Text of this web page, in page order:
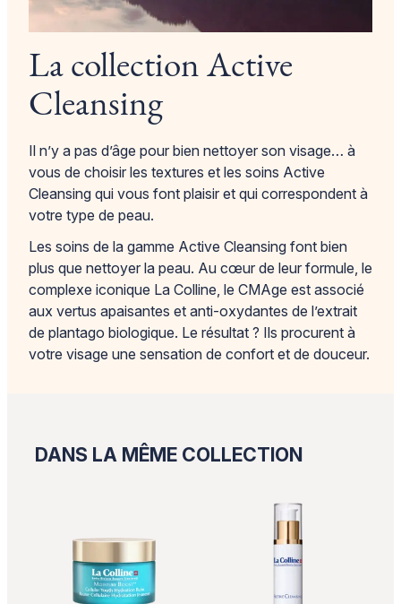
La collection Active
Cleansing
Il n’y a pas d’âge pour bien nettoyer son visage… à
vous de choisir les textures et les soins Active
Cleansing qui vous font plaisir et qui correspondent à
votre type de peau.
Les soins de la gamme Active Cleansing font bien
plus que nettoyer la peau. Au cœur de leur formule, le
complexe iconique La Colline, le CMAge est associé
aux vertus apaisantes et anti-oxydantes de l’extrait
de plantago biologique. Le résultat ? Ils procurent à
votre visage une sensation de confort et de douceur.
DANS LA MÊME COLLECTION